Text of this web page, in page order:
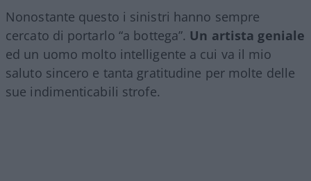
Nonostante questo i sinistri hanno sempre
cercato di portarlo “a bottega”. Un artista geniale
ed un uomo molto intelligente a cui va il mio
saluto sincero e tanta gratitudine per molte delle
sue indimenticabili strofe.